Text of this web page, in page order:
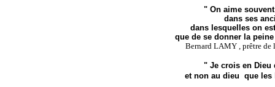
" On aime
dans ses
dans lesquelles on
que de se donner la
Bernard LAMY , prêtre de
" Je crois en Dieu
et non au dieu que